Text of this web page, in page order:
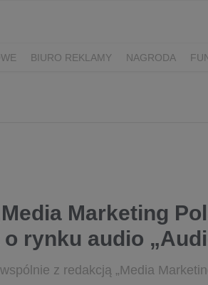
BIURO REKLAMY NAGRODA
Marketing
rynku audio
z redakcją „Media